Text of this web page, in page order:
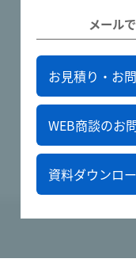
メール
お見積り・お
WEB商談のお
資料ダウンロ